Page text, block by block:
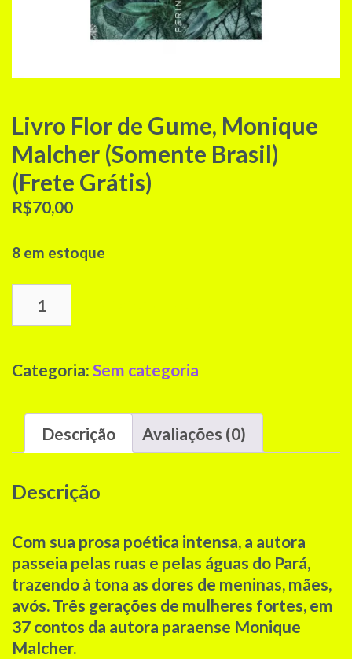
Livro Flor de Gume, Monique
Malcher (Somente Brasil)
(Frete Grátis)
R$70,00
8 em estoque
Flor
Monique
(Somente
Brasil)
Grátis)
quantidade
Categoria: Sem categoria
Descrição Avaliações (0)
Descrição
Com sua prosa poética intensa, a autora
passeia pelas ruas e pelas águas do Pará,
trazendo à tona as dores de meninas, mães,
avós. Três gerações de mulheres fortes, em
37 contos da autora paraense Monique
Malcher.